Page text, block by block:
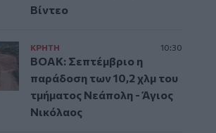
Βίντεο
ΚΡΗΤΗ 10:30
ΒΟΑΚ: Σεπτέμβριο η
παράδοση των 10,2 χλμ του
τμήματος Νεάπολη - Άγιος
Νικόλαος